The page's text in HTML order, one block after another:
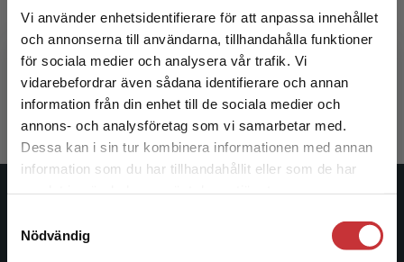
Vi använder enhetsidentifierare för att anpassa innehållet
och annonserna till användarna, tillhandahålla funktioner
för sociala medier och analysera vår trafik. Vi
vidarebefordrar även sådana identifierare och annan
information från din enhet till de sociala medier och
annons- och analysföretag som vi samarbetar med.
Dessa kan i sin tur kombinera informationen med annan
information som du har tillhandahållit eller som de har
Nödvändig
Begränsad fraktregion
Det verkar som att du besöker
studentlitteratur.se via en enhet utanför Sverige.
Vi erbjuder inte leveranser utanför Sverige. För
att kunna slutföra ett köp måste
Bengtsson, Torsten
inkl. moms
Exkl. moms: 349 kr
Exkl.
Studentlitteratur grundades 1963 och är idag Sveriges